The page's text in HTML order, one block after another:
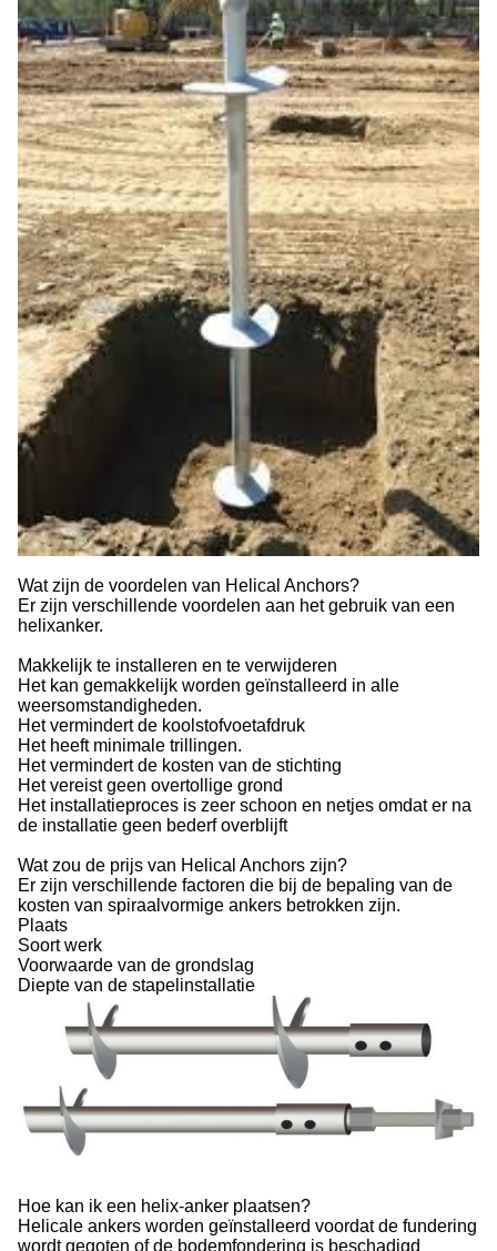
Wat zijn de voordelen van Helical Anchors?
Er zijn verschillende voordelen aan het gebruik van een
helixanker.
Makkelijk te installeren en te verwijderen
Het kan gemakkelijk worden geïnstalleerd in alle
weersomstandigheden.
Het vermindert de koolstofvoetafdruk
Het heeft minimale trillingen.
Het vermindert de kosten van de stichting
Het vereist geen overtollige grond
Het installatieproces is zeer schoon en netjes omdat er na
de installatie geen bederf overblijft
Wat zou de prijs van Helical Anchors zijn?
Er zijn verschillende factoren die bij de bepaling van de
kosten van spiraalvormige ankers betrokken zijn.
Plaats
Soort werk
Voorwaarde van de grondslag
Diepte van de stapelinstallatie
Hoe kan ik een helix-anker plaatsen?
Helicale ankers worden geïnstalleerd voordat de fundering
wordt gegoten of de bodemfondering is beschadigd